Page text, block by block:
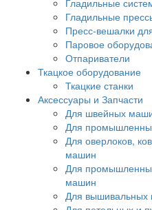
Гладильные
Гладильные
Пресс-вешалки
Паровое
Отпариватели
Ткацкое оборудование
Ткацкие станки
Аксессуары и Запчасти
Для швейных
Для
Для оверлоков,
машин
Для
машин
Для